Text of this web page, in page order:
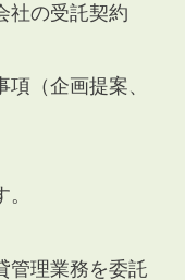
社の受託契約
（企画提案、
管理業務を委託